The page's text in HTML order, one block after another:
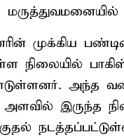
முக்கிய
அந்த
இருந்த